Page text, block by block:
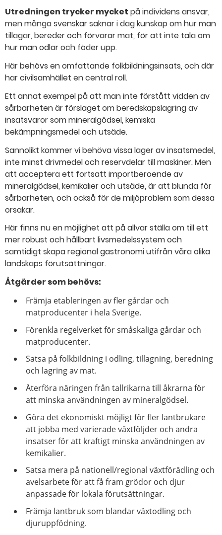
Utredningen trycker mycket på individens ansvar,
men många svenskar saknar i dag kunskap om hur man
tillagar, bereder och förvarar mat, för att inte tala om
hur man odlar och föder upp.
Här behövs en omfattande folkbildningsinsats, och där
har civilsamhället en central roll.
Ett annat exempel på att man inte förstått vidden av
sårbarheten är förslaget om beredskapslagring av
insatsvaror som mineralgödsel, kemiska
bekämpningsmedel och utsäde.
Sannolikt kommer vi behöva vissa lager av insatsmedel,
inte minst drivmedel och reservdelar till maskiner. Men
att acceptera ett fortsatt importberoende av
mineralgödsel, kemikalier och utsäde, är att blunda för
sårbarheten, och också för de miljöproblem som dessa
orsakar.
Här finns nu en möjlighet att på allvar ställa om till ett
mer robust och hållbart livsmedelssystem och
samtidigt skapa regional gastronomi utifrån våra olika
landskaps förutsättningar.
Åtgärder som behövs:
Främja etableringen av fler gårdar och
matproducenter i hela Sverige.
Förenkla regelverket för småskaliga gårdar och
matproducenter.
Satsa på folkbildning i odling, tillagning, beredning
och lagring av mat.
Återföra näringen från tallrikarna till åkrarna för
att minska användningen av mineralgödsel.
Göra det ekonomiskt möjligt för fler lantbrukare
att jobba med varierade växtföljder och andra
insatser för att kraftigt minska användningen av
kemikalier.
Satsa mera på nationell/regional växtförädling och
avelsarbete för att få fram grödor och djur
anpassade för lokala förutsättningar.
Främja lantbruk som blandar växtodling och
djuruppfödning.